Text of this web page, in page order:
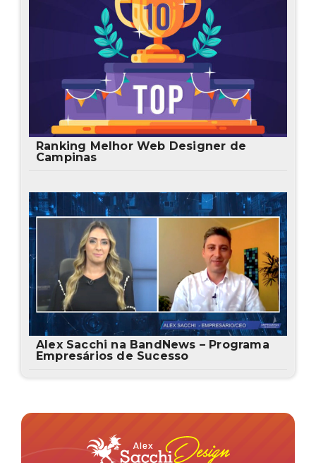
Ranking Melhor Web Designer de
Campinas
Alex Sacchi na BandNews – Programa
Empresários de Sucesso